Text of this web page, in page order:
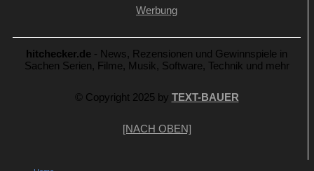
Werbung
hitchecker.de - News, Rezensionen und Gewinnspiele in
Sachen Serien, Filme, Musik, Software, Technik und mehr
© Copyright 2025 by TEXT-BAUER
[NACH OBEN]